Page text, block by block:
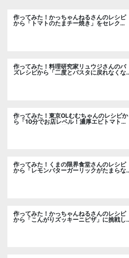
作ってみた！かっちゃんねるさんのレシピ
から「トマトのたまチー焼き」をセレク
作ってみた！料理研究家リュウジさんのバ
ズレシピから「二度とパスタに戻れなくな
作ってみた！東京OLむむちゃんのレシピか
ら「10分でお店レベル！濃厚エビトマトク
リームパスタ」に挑戦
作ってみた！くまの限界食堂さんのレシピ
から「レモンバターガーリックがたまらな
作ってみた！かっちゃんねるさんのレシピ
から「こんがりズッキーニピザ」に挑戦し
ました。